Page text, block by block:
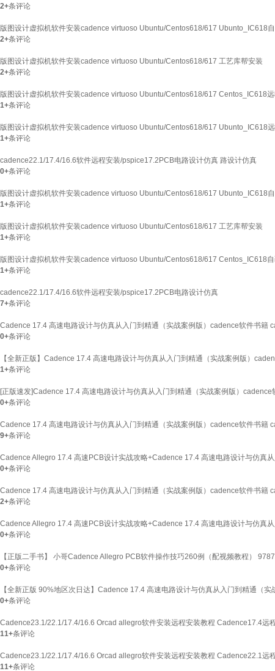
2+条评论
版图设计虚拟机软件安装cadence virtuoso Ubuntu/Centos618/617 Ubunto_IC618
2+条评论
版图设计虚拟机软件安装cadence virtuoso Ubuntu/Centos618/617 工艺库帮安装
2+条评论
版图设计虚拟机软件安装cadence virtuoso Ubuntu/Centos618/617 Centos_IC618
1+条评论
版图设计虚拟机软件安装cadence virtuoso Ubuntu/Centos618/617 Ubunto_IC618
1+条评论
cadence22.1/17.4/16.6软件远程安装/pspice17.2PCB电路设计仿真 路设计仿真
0+条评论
版图设计虚拟机软件安装cadence virtuoso Ubuntu/Centos618/617 Ubunto_IC618
1+条评论
版图设计虚拟机软件安装cadence virtuoso Ubuntu/Centos618/617 工艺库帮安装
1+条评论
版图设计虚拟机软件安装cadence virtuoso Ubuntu/Centos618/617 Centos_IC618
1+条评论
cadence22.1/17.4/16.6软件远程安装/pspice17.2PCB电路设计仿真
7+条评论
Cadence 17.4 高速电路设计与仿真从入门到精通（实战案例版）cadence软件书籍
0+条评论
【全新正版】Cadence 17.4 高速电路设计与仿真从入门到精通（实战案例版）
1+条评论
[正版速发]Cadence 17.4 高速电路设计与仿真从入门到精通（实战案例版）
0+条评论
Cadence 17.4 高速电路设计与仿真从入门到精通（实战案例版）cadence软件书籍
9+条评论
Cadence Allegro 17.4 高速PCB设计实战攻略+Cadence 17.4 高速电路设计与仿真
0+条评论
Cadence 17.4 高速电路设计与仿真从入门到精通（实战案例版）cadence软件书籍
2+条评论
Cadence Allegro 17.4 高速PCB设计实战攻略+Cadence 17.4 高速电路设计与仿真
0+条评论
【正版二手书】 小哥Cadence Allegro PCB软件操作技巧260例（配视频教程）
0+条评论
【全新正版 90%地区次日达】Cadence 17.4 高速电路设计与仿真从入门到精通（
0+条评论
Cadence23.1/22.1/17.4/16.6 Orcad allegro软件安装远程安装教程 Cadence17.4远
11+条评论
Cadence23.1/22.1/17.4/16.6 Orcad allegro软件安装远程安装教程 Cadence22.1远
11+条评论